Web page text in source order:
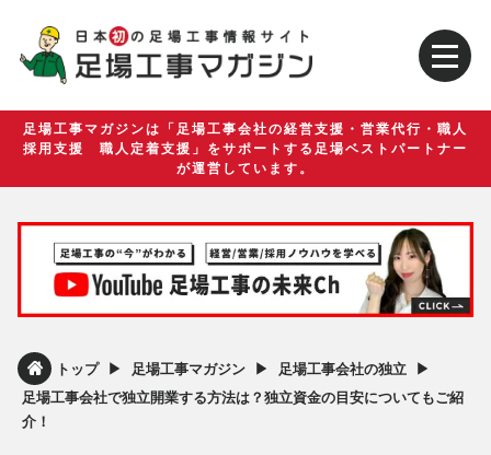
足場工事マガジンは「足場工事会社の経営支援・営業代行・職人
採用支援 職人定着支援」をサポートする足場ベストパートナー
が運営しています。
トップ ▶︎ 足場工事マガジン ▶︎ 足場工事会社の独立 ▶︎
足場工事会社で独立開業する方法は？独立資金の目安についてもご紹
介！